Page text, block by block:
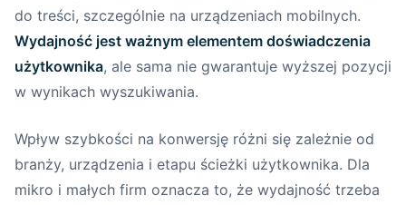
do treści, szczególnie na urządzeniach mobilnych.
Wydajność jest ważnym elementem doświadczenia
użytkownika, ale sama nie gwarantuje wyższej pozycji
w wynikach wyszukiwania.
Wpływ szybkości na konwersję różni się zależnie od
branży, urządzenia i etapu ścieżki użytkownika. Dla
mikro i małych firm oznacza to, że wydajność trzeba